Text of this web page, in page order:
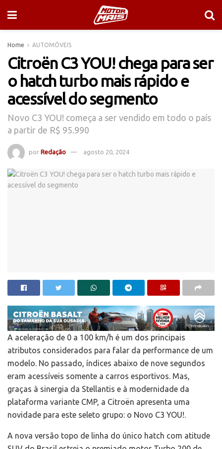
Home AUTOMÓVEIS
Citroën C3 YOU! chega para ser
o hatch turbo mais rápido e
acessível do segmento
Novo C3 YOU! começa a ser vendido em todo o país
a partir de R$ 95.990
por Redação agosto 20, 2024
A aceleração de 0 a 100 km/h é um dos principais
atributos considerados para falar da performance de um
modelo. No passado, índices abaixo de nove segundos
eram acessíveis somente a carros esportivos. Mas,
graças à sinergia da Stellantis e à modernidade da
plataforma variante CMP, a Citroën apresenta uma
novidade para este seleto grupo: o Novo C3 YOU!.
A nova versão topo de linha do único hatch com atitude